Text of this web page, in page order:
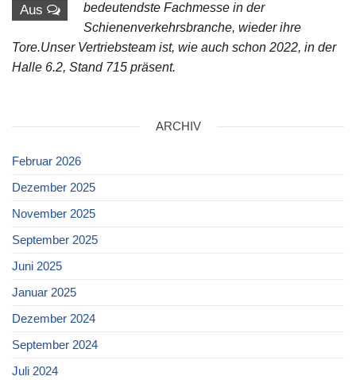
Aus
bedeutendste Fachmesse in der
Schienenverkehrsbranche, wieder ihre
Tore.Unser Vertriebsteam ist, wie auch schon 2022, in der
Halle 6.2, Stand 715 präsent.
ARCHIV
Februar 2026
Dezember 2025
November 2025
September 2025
Juni 2025
Januar 2025
Dezember 2024
September 2024
Juli 2024